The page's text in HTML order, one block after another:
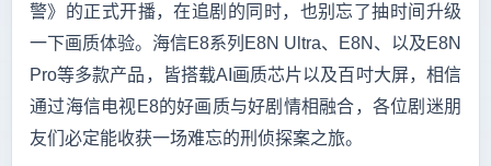
警》的正式开播，在追剧的同时，也别忘了抽时间升级
一下画质体验。海信E8系列E8N Ultra、E8N、以及E8N
Pro等多款产品，皆搭载AI画质芯片以及百吋大屏，相信
通过海信电视E8的好画质与好剧情相融合，各位剧迷朋
友们必定能收获一场难忘的刑侦探案之旅。